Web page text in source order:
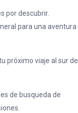
por descubrir.
para una aventura
próximo viaje al sur de
de busqueda de